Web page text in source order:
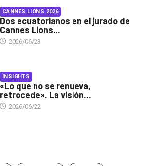
CANNES LIONS 2026
Dos ecuatorianos en el jurado de
Cannes Lions...
2026/06/23
INSIGHTS
«Lo que no se renueva,
retrocede». La visión...
2026/06/22